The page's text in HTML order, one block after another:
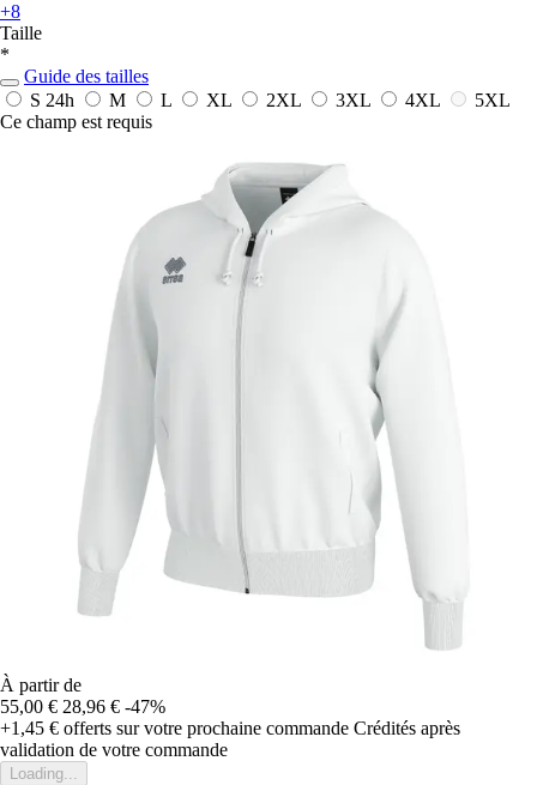
+8
Taille
*
Guide des tailles
S 24h M L XL 2XL 3XL 4XL
5XL
Ce champ est requis
À partir de
55,00 € 28,96 € -47%
+1,45 € offerts sur votre prochaine commande Crédités après
validation de votre commande
Loading...